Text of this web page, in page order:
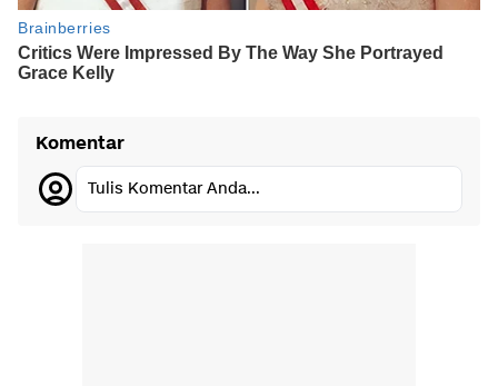
Komentar
Tulis Komentar Anda...